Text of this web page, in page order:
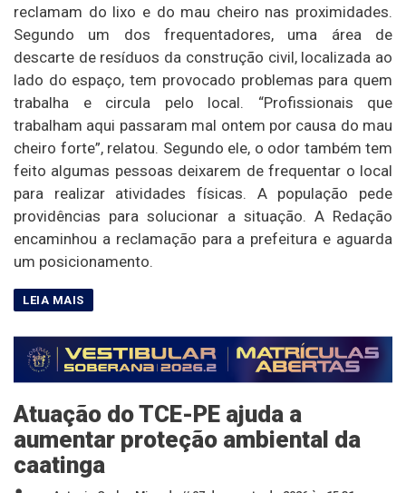
reclamam do lixo e do mau cheiro nas proximidades.
Segundo um dos frequentadores, uma área de
descarte de resíduos da construção civil, localizada ao
lado do espaço, tem provocado problemas para quem
trabalha e circula pelo local. “Profissionais que
trabalham aqui passaram mal ontem por causa do mau
cheiro forte”, relatou. Segundo ele, o odor também tem
feito algumas pessoas deixarem de frequentar o local
para realizar atividades físicas. A população pede
providências para solucionar a situação. A Redação
encaminhou a reclamação para a prefeitura e aguarda
um posicionamento.
Atuação do TCE-PE ajuda a
aumentar proteção ambiental da
caatinga